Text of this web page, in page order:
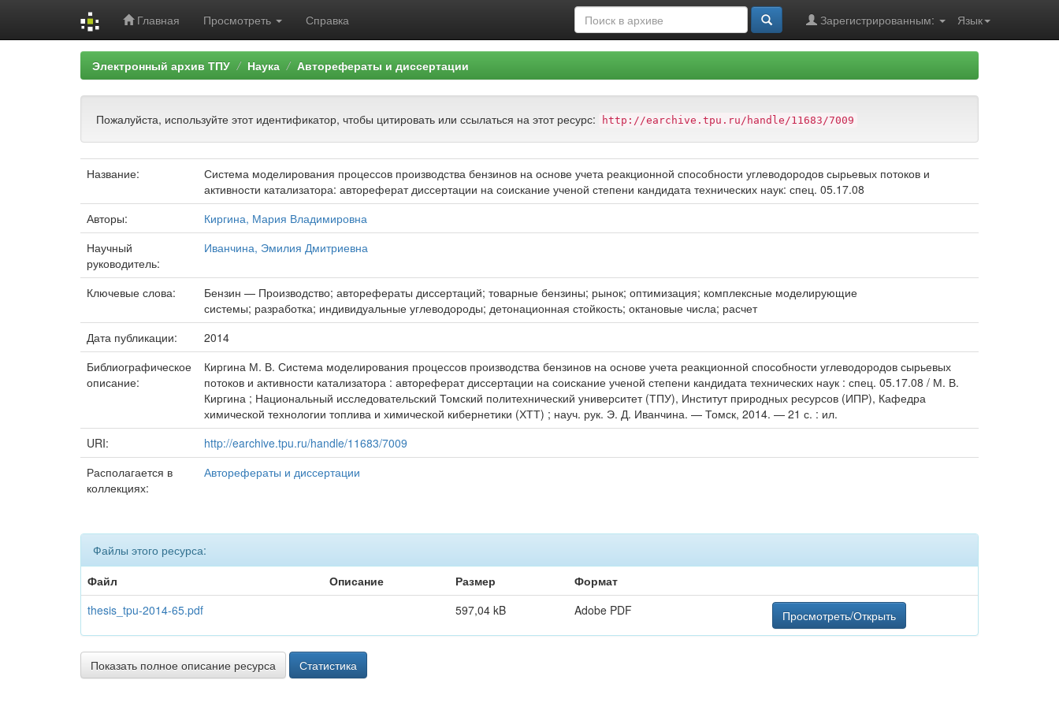
Главная Просмотреть Справка Язык
Зарегистрированным:
Электронный архив ТПУ Наука Авторефераты и диссертации
Пожалуйста, используйте этот идентификатор, чтобы цитировать или ссылаться на этот ресурс: http://earchive.tpu.ru/handle/11683/7009
Название:
Система моделирования процессов производства бензинов на основе учета реакционной способности углеводородов сырьевых потоков и
активности катализатора: автореферат диссертации на соискание ученой степени кандидата технических наук: спец. 05.17.08
Авторы:
Киргина, Мария Владимировна
Научный
руководитель:
Иванчина, Эмилия Дмитриевна
Ключевые слова:
Бензин — Производство; авторефераты диссертаций; товарные бензины; рынок; оптимизация; комплексные моделирующие
системы; разработка; индивидуальные углеводороды; детонационная стойкость; октановые числа; расчет
Дата публикации:
2014
Библиографическое
описание:
Киргина М. В. Система моделирования процессов производства бензинов на основе учета реакционной способности углеводородов сырьевых
потоков и активности катализатора : автореферат диссертации на соискание ученой степени кандидата технических наук : спец. 05.17.08 / М. В.
Киргина ; Национальный исследовательский Томский политехнический университет (ТПУ), Институт природных ресурсов (ИПР), Кафедра
химической технологии топлива и химической кибернетики (ХТТ) ; науч. рук. Э. Д. Иванчина. — Томск, 2014. — 21 с. : ил.
URI:
http://earchive.tpu.ru/handle/11683/7009
Располагается в
коллекциях:
Авторефераты и диссертации
Файлы этого ресурса:
Файл
Описание Размер
Формат
thesis_tpu-2014-65.pdf
597,04 kB Adobe PDF Просмотреть/Открыть
Показать полное описание ресурса Статистика